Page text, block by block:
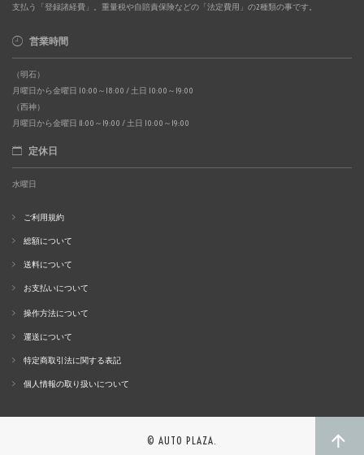
支払う「登録諸経費」。重量税や自賠責保険などの「法定費用」の2種類の事です。
営業時間
（明石）
月曜日から金曜日 10:00～18:00 / 土日 10:00～19:00
（西神）
月曜日から金曜日 11:00～19:00 / 土日 10:00～19:00
定休日
水曜日
ご利用規約
総額について
送料について
お支払いについて
操作方法について
運送について
特定商取引法に関する表記
個人情報の取り扱いについて
© AUTO PLAZA.